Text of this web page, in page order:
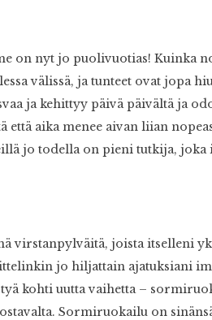
on nyt jo puolivuotias! Kuinka
välissä, ja tunteet ovat jopa
ja kehittyy päivä päivältä ja
aika menee aivan liian
jo todella on pieni tutkija, joka
virstanpylväitä, joista itselleni
jo hiljattain ajatuksiani
kohti uutta vaihetta –
Sormiruokailu on